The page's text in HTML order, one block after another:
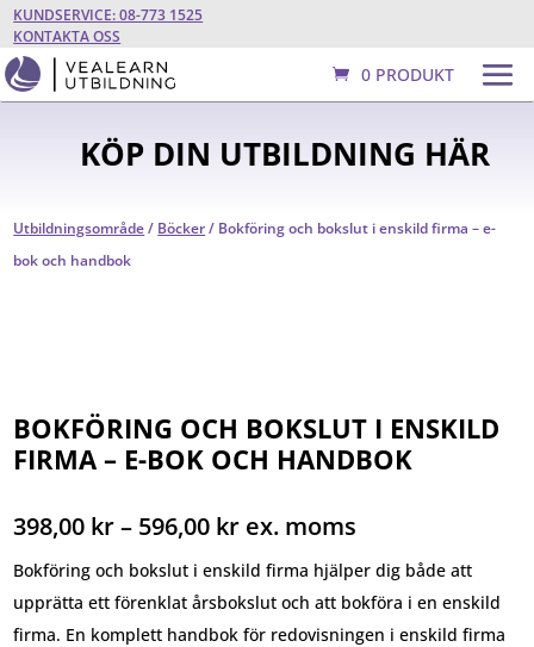
KUNDSERVICE: 08-773 1525
KONTAKTA OSS
0 PRODUKT
KÖP DIN UTBILDNING HÄR
Utbildningsområde/ Böcker/ Bokföring och bokslut i enskild firma – e-
bok och handbok
BOKFÖRING OCH BOKSLUT I ENSKILD
FIRMA – E-BOK OCH HANDBOK
398,00 kr– 596,00 krPrisintervall:
398,00 kr
till
596,00 kr
ex. moms
Bokföring och bokslut i enskild firma hjälper dig både att
upprätta ett förenklat årsbokslut och att bokföra i en enskild
firma. En komplett handbok för redovisningen i enskild firma